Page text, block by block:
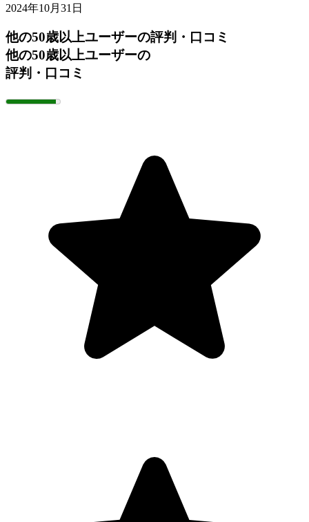
2024年10月31日
他の50歳以上ユーザーの評判・口コミ
他の50歳以上ユーザーの
評判・口コミ